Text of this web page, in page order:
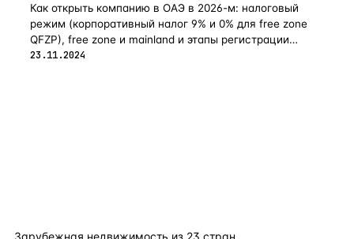
Как открыть компанию в ОАЭ в 2026-м: налоговый
режим (корпоративный налог 9% и 0% для free zone
QFZP), free zone и mainland и этапы регистрации
бизнеса.
23.11.2024
Зарубежная недвижимость из 23 стран.